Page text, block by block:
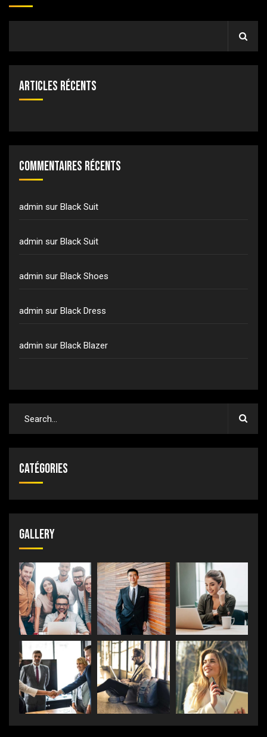
Articles récents
Commentaires récents
admin sur Black Suit
admin sur Black Suit
admin sur Black Shoes
admin sur Black Dress
admin sur Black Blazer
Catégories
Gallery